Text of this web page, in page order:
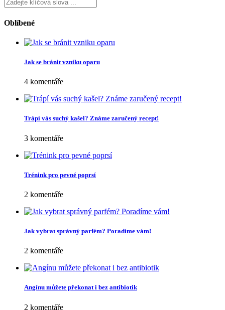
jsou označeny *
Komentář*
Jméno*
E-mail*
Webová stránka